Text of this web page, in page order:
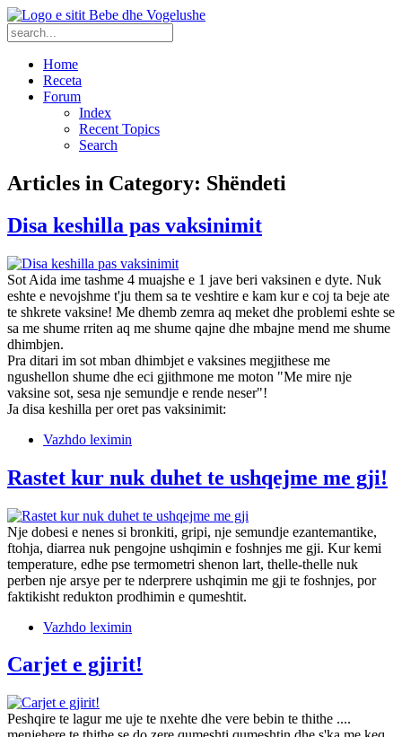
Home
Receta
Forum
Index
Recent Topics
Search
Articles in Category: Shëndeti
Disa keshilla pas vaksinimit
Sot Aida ime tashme 4 muajshe e 1 jave beri vaksinen e dyte. Nuk
eshte e nevojshme t'ju them sa te veshtire e kam kur e coj ta beje ate
te shkrete vaksine! Me dhemb zemra aq meket dhe problemi eshte se
sa me shume rriten aq me shume qajne dhe mbajne mend me shume
dhimbjen.
Pra ditari im sot mban dhimbjet e vaksines megjithese me
ngushellon shume dhe eci gjithmone me moton "Me mire nje
vaksine sot, sesa nje semundje e rende neser"!
Ja disa keshilla per oret pas vaksinimit:
Vazhdo leximin
Rastet kur nuk duhet te ushqejme me gji!
Nje dobesi e nenes si bronkiti, gripi, nje semundje ezantemantike,
ftohja, diarrea nuk pengojne ushqimin e foshnjes me gji. Kur kemi
temperature, edhe pse termometri shenon lart, thelle-thelle nuk
perben nje arsye per te nderprere ushqimin me gji te foshnjes, por
faktikisht redukton prodhimin e qumeshtit.
Vazhdo leximin
Carjet e gjirit!
Peshqire te lagur me uje te nxehte dhe vere bebin te thithe ....